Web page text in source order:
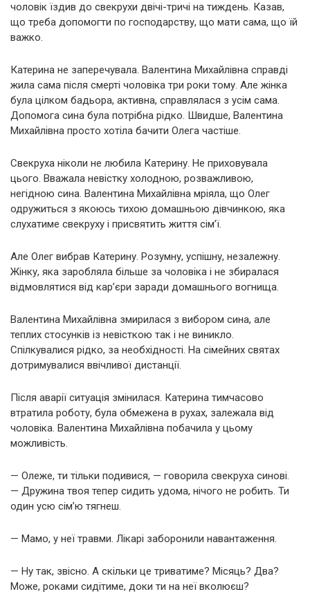
чоловік їздив до свекрухи двічі-тричі на тиждень. Казав,
що треба допомогти по господарству, що мати сама, що їй
важко.
Катерина не заперечувала. Валентина Михайлівна справді
жила сама після смерті чоловіка три роки тому. Але жінка
була цілком бадьора, активна, справлялася з усім сама.
Допомога сина була потрібна рідко. Швидше, Валентина
Михайлівна просто хотіла бачити Олега частіше.
Свекруха ніколи не любила Катерину. Не приховувала
цього. Вважала невістку холодною, розважливою,
негідною сина. Валентина Михайлівна мріяла, що Олег
одружиться з якоюсь тихою домашньою дівчинкою, яка
слухатиме свекруху і присвятить життя сім’ї.
Але Олег вибрав Катерину. Розумну, успішну, незалежну.
Жінку, яка заробляла більше за чоловіка і не збиралася
відмовлятися від кар’єри заради домашнього вогнища.
Валентина Михайлівна змирилася з вибором сина, але
теплих стосунків із невісткою так і не виникло.
Спілкувалися рідко, за необхідності. На сімейних святах
дотримувалися ввічливої дистанції.
Після аварії ситуація змінилася. Катерина тимчасово
втратила роботу, була обмежена в рухах, залежала від
чоловіка. Валентина Михайлівна побачила у цьому
можливість.
— Олеже, ти тільки подивися, — говорила свекруха синові.
— Дружина твоя тепер сидить удома, нічого не робить. Ти
один усю сім’ю тягнеш.
— Мамо, у неї травми. Лікарі заборонили навантаження.
— Ну так, звісно. А скільки це триватиме? Місяць? Два?
Може, роками сидітиме, доки ти на неї вколюєш?